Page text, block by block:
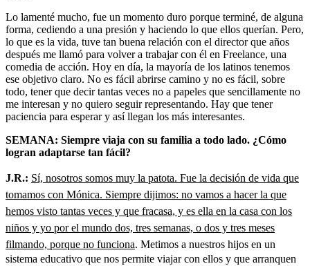
Lo lamenté mucho, fue un momento duro porque terminé, de alguna
forma, cediendo a una presión y haciendo lo que ellos querían. Pero,
lo que es la vida, tuve tan buena relación con el director que años
después me llamó para volver a trabajar con él en Freelance, una
comedia de acción. Hoy en día, la mayoría de los latinos tenemos
ese objetivo claro. No es fácil abrirse camino y no es fácil, sobre
todo, tener que decir tantas veces no a papeles que sencillamente no
me interesan y no quiero seguir representando. Hay que tener
paciencia para esperar y así llegan los más interesantes.
SEMANA: Siempre viaja con su familia a todo lado. ¿Cómo
logran adaptarse tan fácil?
J.R.: Sí, nosotros somos muy la patota. Fue la decisión de vida que
tomamos con Mónica. Siempre dijimos: no vamos a hacer la que
hemos visto tantas veces y que fracasa, y es ella en la casa con los
niños y yo por el mundo dos, tres semanas, o dos y tres meses
filmando, porque no funciona. Metimos a nuestros hijos en un
sistema educativo que nos permite viajar con ellos y que arranquen